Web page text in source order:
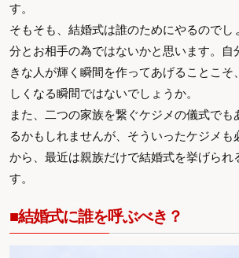
す。
そもそも、結婚式は誰のためにやるのでし
分とお相手の為ではないかと思います。自
きな人が輝く瞬間を作ってあげることこそ
しくなる瞬間ではないでしょうか。
また、二つの家族を繋ぐケジメの儀式でも
るかもしれませんが、そういったケジメも
から、最近は親族だけで結婚式を挙げられ
す。
■結婚式に誰を呼ぶべき？